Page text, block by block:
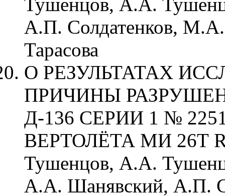
А.П. Солдатенков,
Тарасова
О РЕЗУЛЬТАТАХ
ПРИЧИНЫ
Д-136 СЕРИИ 1 №
ВЕРТОЛЁТА МИ 26Т
Тушенцов, А.А.
А.А. Шанявский, А.П.